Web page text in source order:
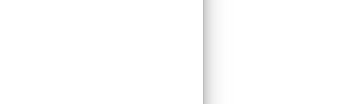
đến 2.755 mm, chiều
và bên trong hoàn
gầm xe đạt mức
khác hoàn toàn